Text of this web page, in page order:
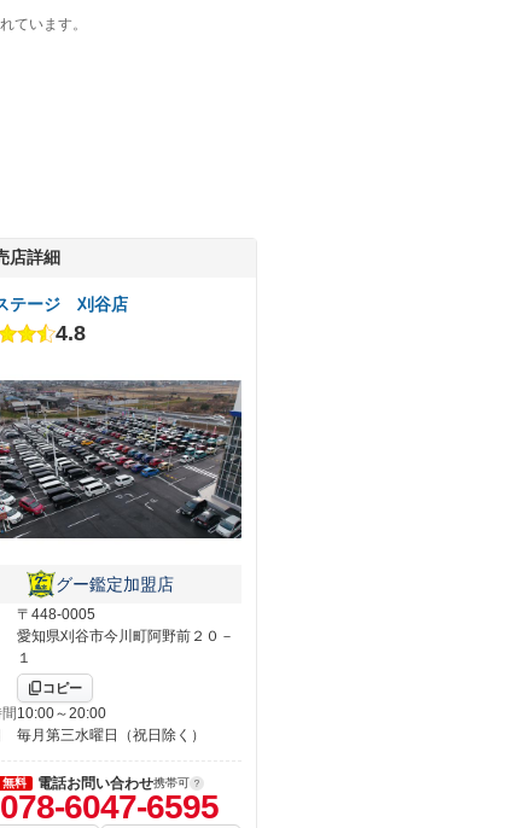
ています。
店詳細
テージ 刈谷店
4.8
グー鑑定加盟店
〒448-0005
愛知県刈谷市今川町阿野前２０－
１
コピー
10:00～20:00
毎月第三水曜日（祝日除く）
無料 電話お問い合わせ携帯可
6047-6595